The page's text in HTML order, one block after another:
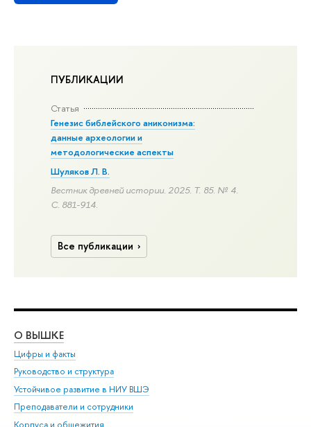
ПУБЛИКАЦИИ
Статья
Генезис библейского аниконизма:
данные археологии и
методологические аспекты
Шуляков Л. В.
Вестник древней истории. 2025. Т. 85. № 4.
С. 881-914.
Все публикации
О ВЫШКЕ
Цифры и факты
Руководство и структура
Устойчивое развитие в НИУ ВШЭ
Преподаватели и сотрудники
Корпуса и общежития